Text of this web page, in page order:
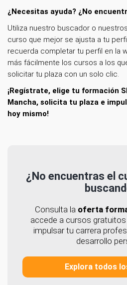
¿Necesitas ayuda? ¿No
Utiliza nuestro buscador o
curso que mejor se ajusta a tu
recuerda completar tu perfil en la
más fácilmente los cursos a los
solicitar tu plaza con un solo clic.
¡Regístrate, elige tu formación
Mancha, solicita tu plaza e
hoy mismo!
¿No encuentras el
Consulta la oferta
accede a cursos
impulsar tu carrera
desarrollo
Explora todos